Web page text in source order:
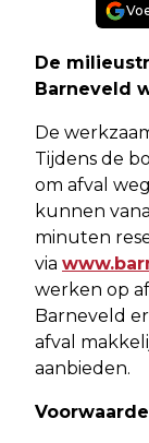
De
Barneveld
De
Tijdens de
om afval
kunnen
minuten
via
werken op
Barneveld
afval
aanbieden.